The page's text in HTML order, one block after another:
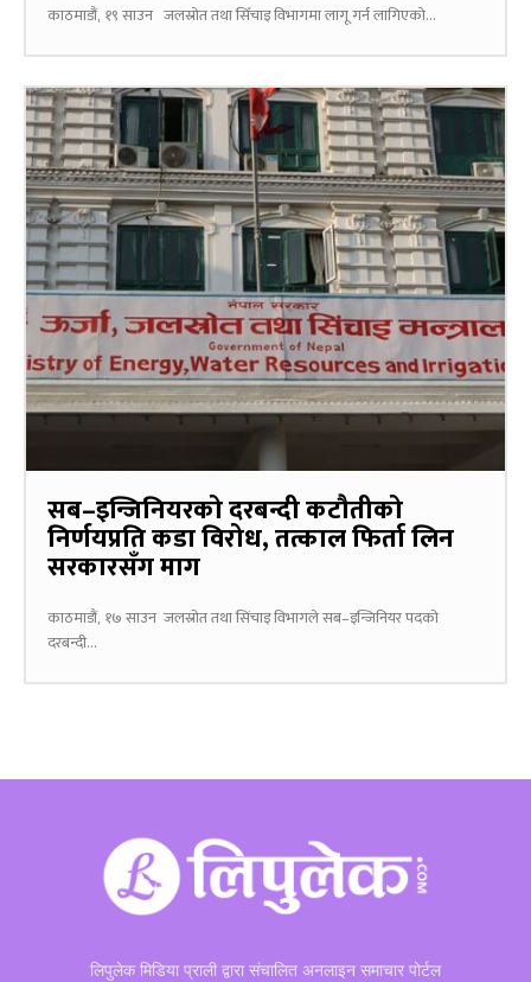
काठमाडौं, १९ साउन जलस्रोत तथा सिँचाइ विभागमा लागू गर्न लागिएको...
सब–इन्जिनियरको दरबन्दी कटौतीको
निर्णयप्रति कडा विरोध, तत्काल फिर्ता लिन
सरकारसँग माग
काठमाडौं, १७ साउन जलस्रोत तथा सिंचाइ विभागले सब–इन्जिनियर पदको
दरबन्दी...
लिपुलेक मिडिया प्राली द्वारा संचालित अनलाइन समाचार पोर्टल